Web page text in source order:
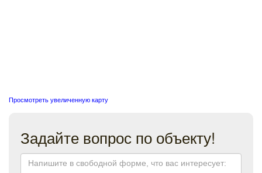
Просмотреть увеличенную карту
Задайте вопрос по объекту!